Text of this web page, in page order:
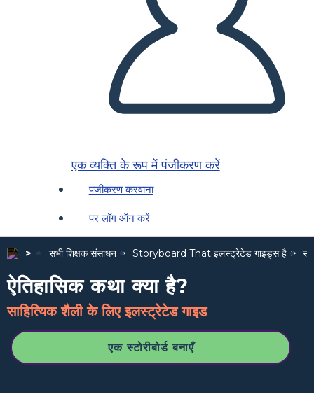
एक व्यक्ति के रूप में पंजीकरण करें
पंजीकरण करवाना
पर लॉग ऑन करें
सभी शिक्षक संसाधन Storyboard That इलस्ट्रेटेड गाइड्स है
ऐतिहासिक कथा क्या है?
साहित्यिक शैली के लिए इलस्ट्रेटेड गाइड
एक स्टोरीबोर्ड बनाएँ